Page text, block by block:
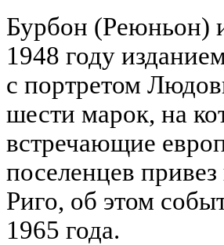
Бурбон (Реюньон)
1948 году
с портретом
шести марок, на
встречающие
поселенцев
Риго, об этом
1965 года.